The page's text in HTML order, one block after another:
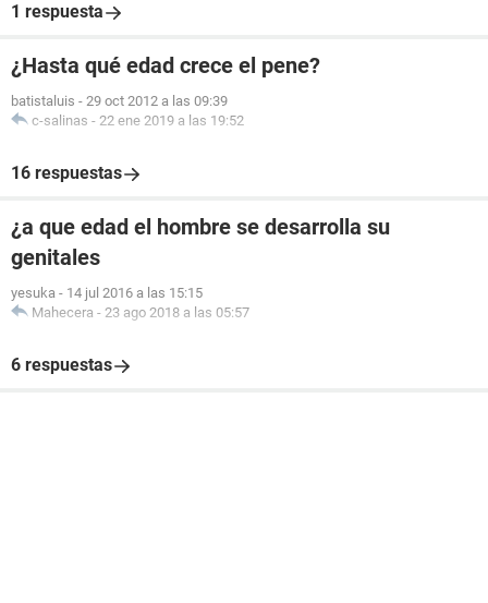
1 respuesta
¿Hasta qué edad crece el pene?
batistaluis - 29 oct 2012 a las 09:39
c-salinas - 22 ene 2019 a las 19:52
16 respuestas
¿a que edad el hombre se desarrolla su
genitales
yesuka - 14 jul 2016 a las 15:15
Mahecera - 23 ago 2018 a las 05:57
6 respuestas